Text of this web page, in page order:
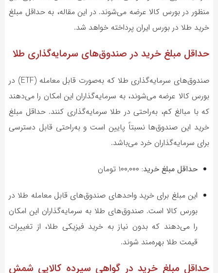
منظور در بورس کالا عرضه می‌شوند. در این مقاله، به حداقل مبلغ
خرید طلا در بورس ایران پرداخته خواهد شد.
حداقل مبلغ خرید در صندوق‌های سرمایه‌گذاری طلا
صندوق‌های سرمایه‌گذاری طلا که به‌صورت قابل معامله (ETF) در
بورس کالا عرضه می‌شوند، به سرمایه‌گذاران این امکان را می‌دهند
که با مبالغ کم، به‌راحتی در طلا سرمایه‌گذاری کنند. حداقل مبلغ
خرید این صندوق‌ها نسبتاً پایین است و به‌راحتی قابل دسترسی
برای سرمایه‌گذاران خرد می‌باشد.
حداقل مبلغ خرید:
این مبلغ برای خرید واحدهای صندوق‌های قابل معامله طلا در
بورس کالا است. صندوق‌های طلا به سرمایه‌گذاران این امکان
را می‌دهند که بدون نیاز به خرید فیزیکی طلا، از تغییرات
قیمت طلا بهره‌مند شوند.
حداقل مبلغ خرید در گواهی سپرده کالایی شمش